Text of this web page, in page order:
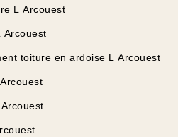
L Arcouest
Arcouest
toiture en ardoise L Arcouest